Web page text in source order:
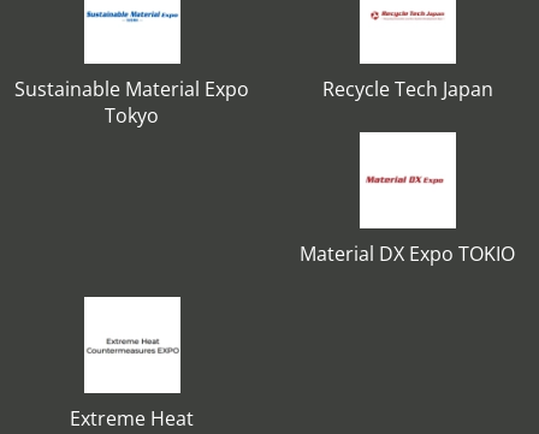
Sustainable Material Expo
Tokyo
Recycle Tech Japan
Material DX Expo TOKIO
Extreme Heat